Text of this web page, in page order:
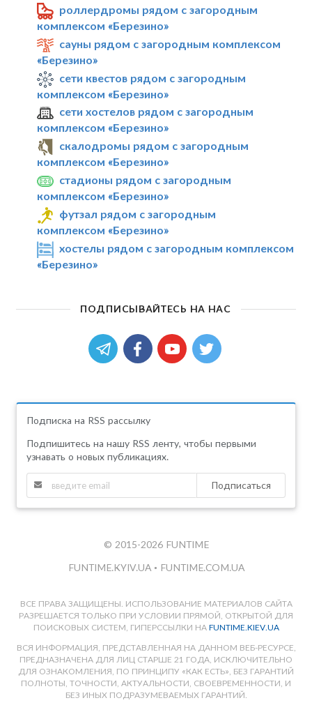
роллердромы рядом с загородным
комплексом «Березино»
сауны рядом с загородным комплексом
«Березино»
сети квестов рядом с загородным
комплексом «Березино»
сети хостелов рядом с загородным
комплексом «Березино»
скалодромы рядом с загородным
комплексом «Березино»
стадионы рядом с загородным
комплексом «Березино»
футзал рядом с загородным
комплексом «Березино»
хостелы рядом с загородным комплексом
«Березино»
ПОДПИСЫВАЙТЕСЬ НА НАС
Подписка на RSS рассылку
Подпишитесь на нашу RSS ленту, чтобы первыми
узнавать о новых публикациях.
Подписаться
© 2015-2026 FUNTIME
FUNTIME.KYIV.UA • FUNTIME.COM.UA
ВСЕ ПРАВА ЗАЩИЩЕНЫ. ИСПОЛЬЗОВАНИЕ МАТЕРИАЛОВ САЙТА
РАЗРЕШАЕТСЯ ТОЛЬКО ПРИ УСЛОВИИ ПРЯМОЙ, ОТКРЫТОЙ ДЛЯ
ПОИСКОВЫХ СИСТЕМ, ГИПЕРССЫЛКИ НА FUNTIME.KIEV.UA
ВСЯ ИНФОРМАЦИЯ, ПРЕДСТАВЛЕННАЯ НА ДАННОМ ВЕБ-РЕСУРСЕ,
ПРЕДНАЗНАЧЕНА ДЛЯ ЛИЦ СТАРШЕ 21 ГОДА, ИСКЛЮЧИТЕЛЬНО
ДЛЯ ОЗНАКОМЛЕНИЯ, ПО ПРИНЦИПУ «КАК ЕСТЬ», БЕЗ ГАРАНТИЙ
ПОЛНОТЫ, ТОЧНОСТИ, АКТУАЛЬНОСТИ, СВОЕВРЕМЕННОСТИ, И
БЕЗ ИНЫХ ПОДРАЗУМЕВАЕМЫХ ГАРАНТИЙ.